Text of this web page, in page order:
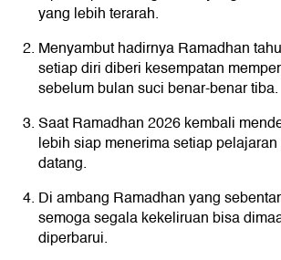
yang lebih terarah.
Menyambut hadirnya Ramadhan
setiap diri diberi kesempatan
sebelum bulan suci benar-benar tiba.
Saat Ramadhan 2026 kembali
lebih siap menerima setiap
datang.
Di ambang Ramadhan yang
semoga segala kekeliruan bisa
diperbarui.